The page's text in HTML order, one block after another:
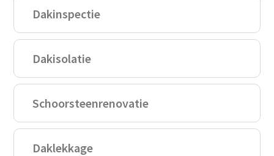
Dakinspectie
Dakisolatie
Schoorsteenrenovatie
Daklekkage